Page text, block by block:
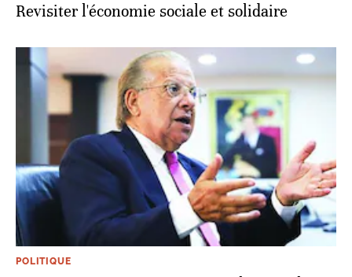
Revisiter l'économie sociale et solidaire
POLITIQUE